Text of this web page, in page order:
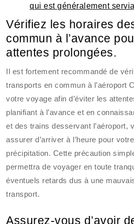
qui est généralement
Vérifiez les horaires
commun à l’avance
attentes prolongées.
Il est fortement recommandé de
transports en commun à l’aéroport
votre voyage afin d’éviter les
planifiant à l’avance et en
et des trains desservant l’aéroport,
assurer d’arriver à l’heure pour
précipitation. Cette précaution
permettra de voyager en toute
éventuels retards dus à une
transport.
Assurez-vous d’avoir